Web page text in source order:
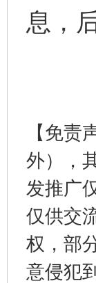
息，
【免
外），
发推广
仅供交
权，部
意侵犯
受贿